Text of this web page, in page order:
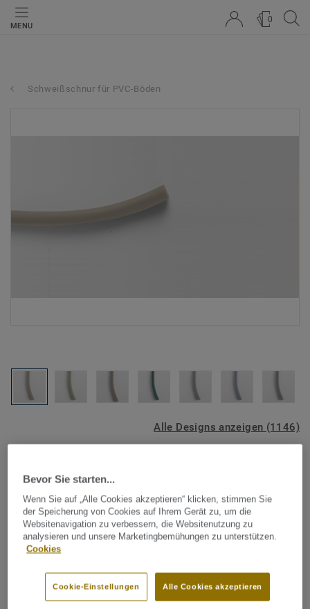
MENU
0
Schweißschnur für PVC-Böden
Alle Designs anzeigen (1146)
Schweißschnur für PVC-Böden
- Unicoloured RUSTIC
VELVET-COPPER WRPW59
zweier PVC-Bahnen verwendet und sorgen für eine
wasserdichte und geschlossene Oberfläche, Grundlage für
Bevor Sie starten...
Wenn Sie auf „Alle Cookies akzeptieren“ klicken, stimmen Sie
der Speicherung von Cookies auf Ihrem Gerät zu, um die
Websitenavigation zu verbessern, die Websitenutzung zu
analysieren und unsere Marketingbemühungen zu unterstützen.
Cookies
Alle Cookies akzeptieren
Cookie-Einstellungen